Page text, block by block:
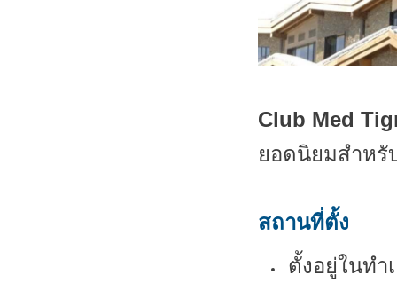
Club Med
ยอดนิยมสำหรั
สถานที่ตั้ง
ตั้งอยู่ในทำ